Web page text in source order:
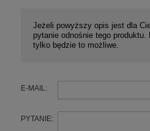
Jeżeli powyższy opis jest dla
pytanie odnośnie tego
tylko będzie to możliwe.
E-MAIL:
PYTANIE: